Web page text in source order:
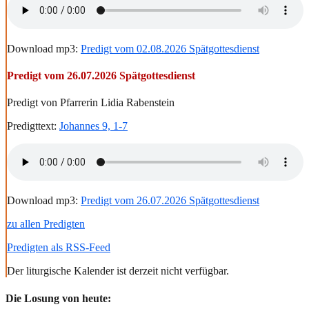
Download mp3: Predigt vom 02.08.2026 Spätgottesdienst
Predigt vom 26.07.2026 Spätgottesdienst
Predigt von Pfarrerin Lidia Rabenstein
Predigttext: Johannes 9, 1-7
Download mp3: Predigt vom 26.07.2026 Spätgottesdienst
zu allen Predigten
Predigten als RSS-Feed
Der liturgische Kalender ist derzeit nicht verfügbar.
Die Losung von heute: